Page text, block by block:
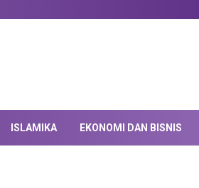
ISLAMIKA EKONOMI DAN BISNIS